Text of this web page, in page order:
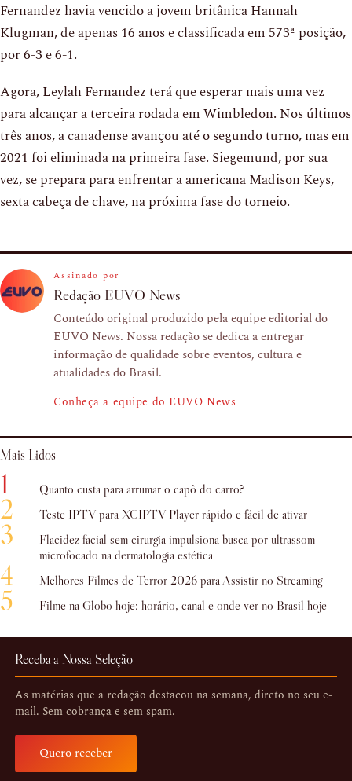
Fernandez havia vencido a jovem britânica Hannah
Klugman, de apenas 16 anos e classificada em 573ª posição,
por 6-3 e 6-1.
Agora, Leylah Fernandez terá que esperar mais uma vez
para alcançar a terceira rodada em Wimbledon. Nos últimos
três anos, a canadense avançou até o segundo turno, mas em
2021 foi eliminada na primeira fase. Siegemund, por sua
vez, se prepara para enfrentar a americana Madison Keys,
sexta cabeça de chave, na próxima fase do torneio.
Assinado por
Redação EUVO News
Conteúdo original produzido pela equipe editorial do
EUVO News. Nossa redação se dedica a entregar
informação de qualidade sobre eventos, cultura e
atualidades do Brasil.
Conheça a equipe do EUVO News
Mais Lidos
1 Quanto custa para arrumar o capô do carro?
2 Teste IPTV para XCIPTV Player rápido e fácil de ativar
3
Flacidez facial sem cirurgia impulsiona busca por ultrassom
microfocado na dermatologia estética
4 Melhores Filmes de Terror 2026 para Assistir no Streaming
5 Filme na Globo hoje: horário, canal e onde ver no Brasil hoje
Receba a Nossa Seleção
As matérias que a redação destacou na semana, direto no seu e-
mail. Sem cobrança e sem spam.
Quero receber